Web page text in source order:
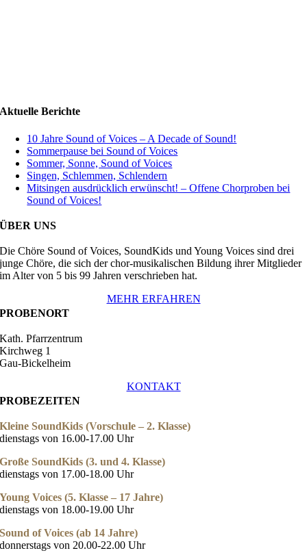
Aktuelle Berichte
10 Jahre Sound of Voices – A Decade of Sound!
Sommerpause bei Sound of Voices
Sommer, Sonne, Sound of Voices
Singen, Schlemmen, Schlendern
Mitsingen ausdrücklich erwünscht! – Offene Chorproben bei
Sound of Voices!
ÜBER UNS
Die Chöre Sound of Voices, SoundKids und Young Voices sind drei
junge Chöre, die sich der chor-musikalischen Bildung ihrer Mitglieder
im Alter von 5 bis 99 Jahren verschrieben hat.
MEHR ERFAHREN
PROBENORT
Kath. Pfarrzentrum
Kirchweg 1
Gau-Bickelheim
KONTAKT
PROBEZEITEN
Kleine SoundKids (Vorschule – 2. Klasse)
dienstags von 16.00-17.00 Uhr
Große SoundKids (3. und 4. Klasse)
dienstags von 17.00-18.00 Uhr
Young Voices (5. Klasse – 17 Jahre)
dienstags von 18.00-19.00 Uhr
Sound of Voices (ab 14 Jahre)
donnerstags von 20.00-22.00 Uhr